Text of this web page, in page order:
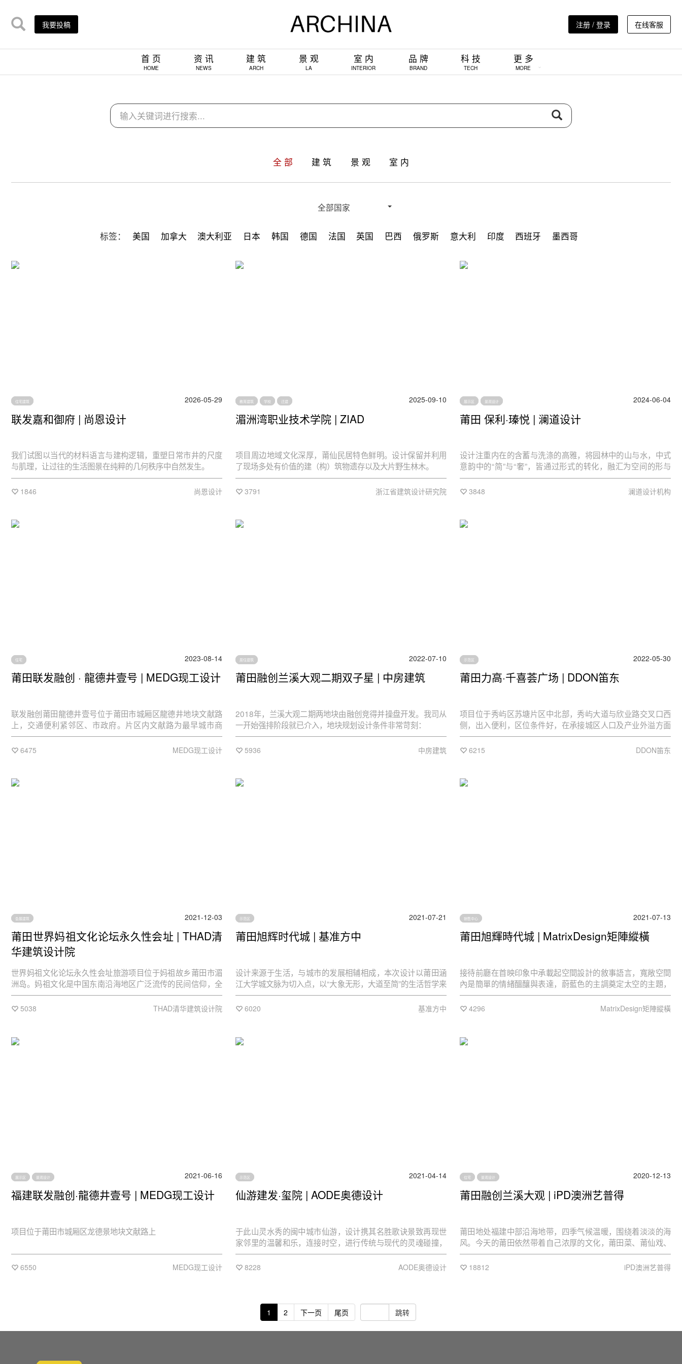
我要投稿 注册 / 登录 在线客服
首 页
HOME
资 讯
NEWS
建 筑
ARCH
景 观
LA
室 内
INTERIOR
品 牌
BRAND
科 技
TECH
更 多
MORE
全 部 建 筑 景 观 室 内
全部国家
标签： 美国 加拿大 澳大利亚 日本 韩国 德国 法国 英国 巴西 俄罗斯 意大利 印度 西班牙 墨西哥
住宅建筑 2026-05-29
联发嘉和御府 | 尚恩设计
我们试图以当代的材料语言与建构逻辑，重塑日常市井的尺度
与肌理，让过往的生活图景在纯粹的几何秩序中自然发生。
1846 尚恩设计
教育建筑 学校 迁建 2025-09-10
湄洲湾职业技术学院 | ZIAD
项目周边地域文化深厚，莆仙民居特色鲜明。设计保留并利用
了现场多处有价值的建（构）筑物遗存以及大片野生林木。
3791 浙江省建筑设计研究院
展示区 景观设计 2024-06-04
莆田 保利·瑧悦 | 澜道设计
设计注重内在的含蓄与洗涤的高雅，将园林中的山与水，中式
意韵中的“简”与“奢”，皆通过形式的转化，融汇为空间的形与
体。传承千年园林的风雅与美学，再现一座写意东方大境的山
水园。
3848 澜道设计机构
住宅 2023-08-14
莆田联发融创 · 龍德井壹号 | MEDG现工设计
联发融创莆田龍德井壹号位于莆田市城厢区龍德井地块文献路
上，交通便利紧邻区、市政府。片区内文献路为最早城市商
圈，传统意义的老城核心区，商业氛围浓厚。
6475 MEDG现工设计
居住建筑 2022-07-10
莆田融创兰溪大观二期双子星 | 中房建筑
2018年，兰溪大观二期两地块由融创竞得并操盘开发。我司从
一开始强排阶段就已介入，地块规划设计条件非常苛刻：
5936 中房建筑
示范区 2022-05-30
莆田力高·千喜荟广场 | DDON笛东
项目位于秀屿区苏塘片区中北部，秀屿大道与欣业路交叉口西
侧，出入便利，区位条件好，在承接城区人口及产业外溢方面
具有得天独厚的优势。设计师探索到场地活泼开放多元的属
性，旨在打造一片服务于周边的人群的活力商业街。
6215 DDON笛东
会展建筑 2021-12-03
莆田世界妈祖文化论坛永久性会址 | THAD清
华建筑设计院
世界妈祖文化论坛永久性会址旅游项目位于妈祖故乡莆田市湄
洲岛。妈祖文化是中国东南沿海地区广泛流传的民间信仰，全
世界45个国家和地区共有上万座从湄洲祖庙分灵的妈祖庙，有
3亿多人信仰妈祖。为贯彻落实国家“一带一路”战略，积极打造
设立“世界妈祖文化论坛”永久性会址。
5038 THAD清华建筑设计院
示范区 2021-07-21
莆田旭辉时代城 | 基准方中
设计来源于生活，与城市的发展相辅相成，本次设计以莆田涵
江大学城文脉为切入点，以“大象无形，大道至简”的生活哲学来
演绎建筑本质。建筑细节设计所呈现的平等、秩序、礼节、尊
重和规则，让空间美学与建筑精神内涵再一次融合。
6020 基准方中
销售中心 2021-07-13
莆田旭輝時代城 | MatrixDesign矩陣縱橫
接待前廳在首映印象中承載起空間設計的敘事語言，寬敞空間
內是簡單的情緒醞釀與表達，蔚藍色的主調奠定太空的主題，
圓弧形的線條與空間的科技感，相互映襯，恰到好處。
4296 MatrixDesign矩陣縱橫
展示区 景观设计 2021-06-16
福建联发融创·龍德井壹号 | MEDG现工设计
项目位于莆田市城厢区龙德景地块文献路上
6550 MEDG现工设计
示范区 2021-04-14
仙游建发·玺院 | AODE奥德设计
于此山灵水秀的闽中城市仙游，设计携其名胜歌诀景致再现世
家邻里的温馨和乐，连接时空，进行传统与现代的灵魂碰撞，
融汇东方园林的精神内涵。
8228 AODE奥德设计
住宅 景观设计 2020-12-13
莆田融创兰溪大观 | iPD澳洲艺普得
莆田地处福建中部沿海地带，四季气候温暖，围绕着淡淡的海
风。今天的莆田依然带着自己浓厚的文化，莆田菜、莆仙戏、
莆田石、红砖厝、妈祖庙等。融创兰溪大观，坐落在莆田的现
代化新区，虽远离传统老街，但依偎木兰溪畔，远眺壶公山，
18812 iPD澳洲艺普得
1 2 下一页 尾页 跳转